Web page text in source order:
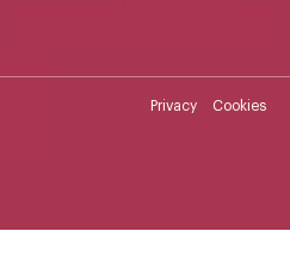
Privacy Cookies